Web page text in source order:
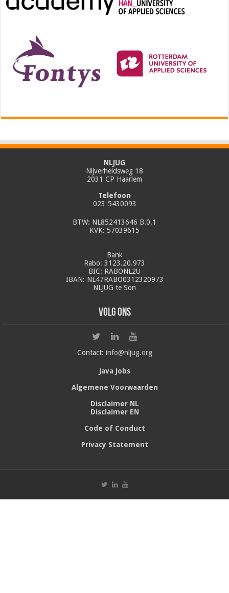
NLJUG
Nijverheidsweg 18
2031 CP Haarlem
Telefoon
023-5430093
BTW: NL852413646 B.0.1
KVK: 57039615
Bank
Rabo: 3123.20.973
BIC: RABONL2U
IBAN: NL47RABO0312320973
NLJUG te Son
Volg ons
Contact: info@nljug.org
Java Jobs
Algemene Voorwaarden
Disclaimer NL
Disclaimer EN
Code of Conduct
Privacy Statement